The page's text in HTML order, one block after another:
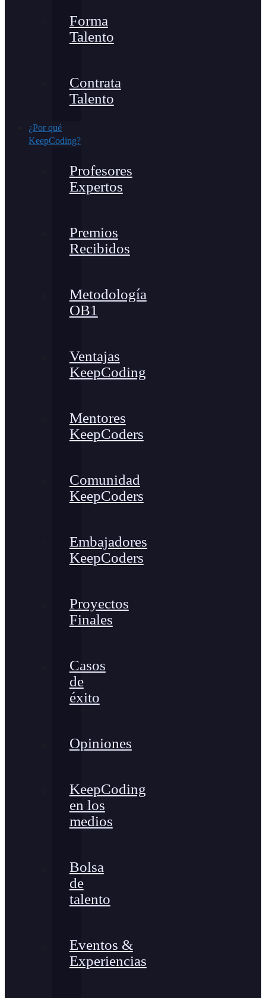
Forma
Talento
Contrata
Talento
¿Por qué
KeepCoding?
Profesores
Expertos
Premios
Recibidos
Metodología
OB1
Ventajas
KeepCoding
Mentores
KeepCoders
Comunidad
KeepCoders
Embajadores
KeepCoders
Proyectos
Finales
Casos
de
éxito
Opiniones
KeepCoding
en los
medios
Bolsa
de
talento
Eventos &
Experiencias